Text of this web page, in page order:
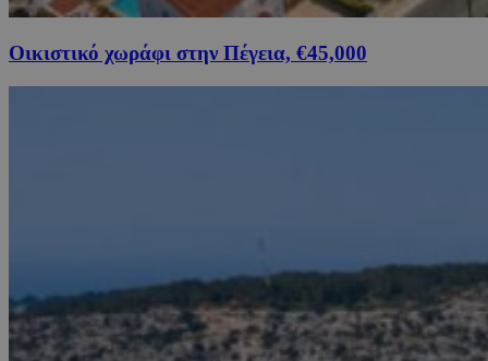
Οικιστικό χωράφι στην Πέγεια, €45,000